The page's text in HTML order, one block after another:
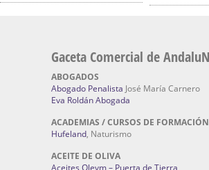
Gaceta Comercial de
ABOGADOS
Abogado Penalista José María Carnero
Eva Roldán Abogada
ACADEMIAS / CURSOS DE FORMACIÓN
Hufeland, Naturismo
ACEITE DE OLIVA
Aceites Olevm – Puerta de Tierra